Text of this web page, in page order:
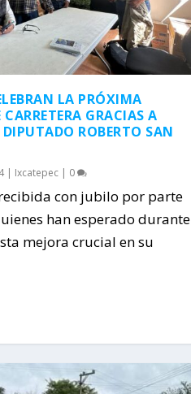
LA PRÓXIMA
GRACIAS A
ROBERTO SAN
| Ixcatepec | 0
con jubilo por parte
han esperado durante
mejora crucial en su